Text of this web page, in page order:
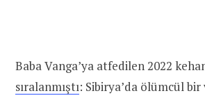
Baba Vanga’ya atfedilen 2022
sıralanmıştı: Sibirya’da ölümcül